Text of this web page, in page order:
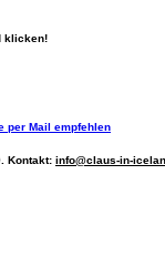
klicken!
Kontakt: info@claus-in-